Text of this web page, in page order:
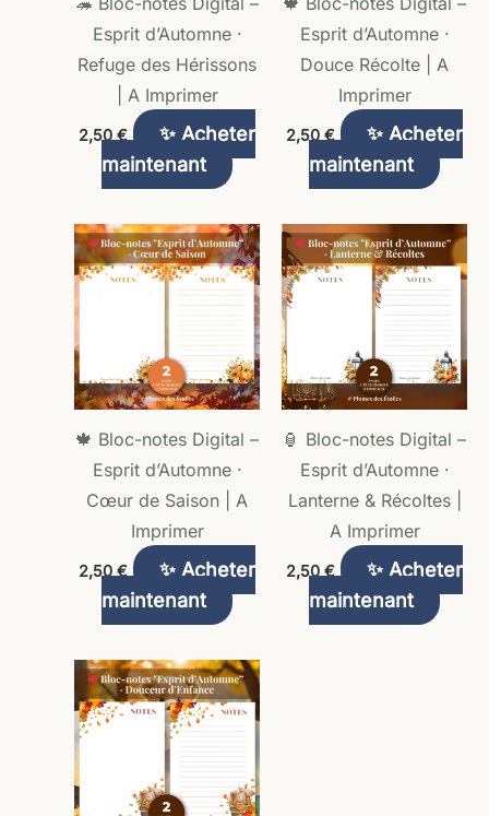
Esprit d’Automne ·
Refuge des Hérissons
| A Imprimer
2,50 €
✨ Acheter
maintenant
Esprit d’Automne ·
Douce Récolte | A
Imprimer
2,50 €
✨ Acheter
maintenant
🍁 Bloc-notes Digital –
Esprit d’Automne ·
Cœur de Saison | A
Imprimer
2,50 €
✨ Acheter
maintenant
🏮 Bloc-notes Digital –
Esprit d’Automne ·
Lanterne & Récoltes |
A Imprimer
2,50 €
✨ Acheter
maintenant